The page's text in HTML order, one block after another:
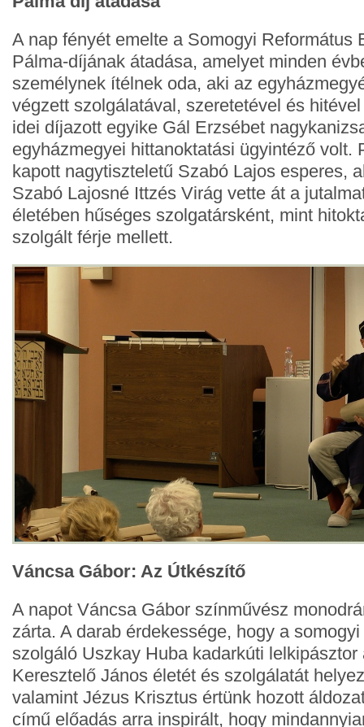
A nap fényét emelte a Somogyi Református
Pálma-díjának átadása, amelyet minden
személynek ítélnek oda, aki az
végzett szolgálatával, szeretetével és
idei díjazott egyike Gál Erzsébet
egyházmegyei hittanoktatási ügyintéző volt.
kapott nagytiszteletű Szabó Lajos esperes,
Szabó Lajosné Ittzés Virág vette át a
életében hűséges szolgatársként, mint
szolgált férje mellett.
Váncsa Gábor: Az Útkészítő
A napot Váncsa Gábor színművész
zárta. A darab érdekessége, hogy a
szolgáló Uszkay Huba kadarkúti lelkipásztor
Keresztelő János életét és szolgálatát
valamint Jézus Krisztus értünk hozott
című előadás arra inspirált, hogy